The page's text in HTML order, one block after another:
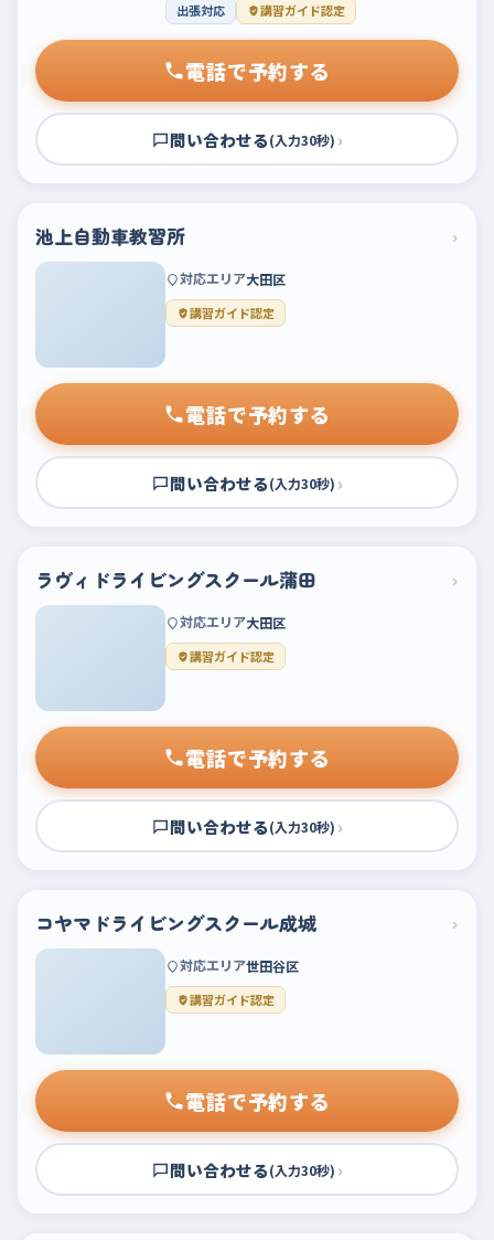
出張対応 講習ガイド認定
電話で予約する
問い合わせる(入力30秒) ›
池上自動車教習所 ›
対応エリア大田区
講習ガイド認定
電話で予約する
問い合わせる(入力30秒) ›
ラヴィドライビングスクール蒲田 ›
対応エリア大田区
講習ガイド認定
電話で予約する
問い合わせる(入力30秒) ›
コヤマドライビングスクール成城 ›
対応エリア世田谷区
講習ガイド認定
電話で予約する
問い合わせる(入力30秒) ›